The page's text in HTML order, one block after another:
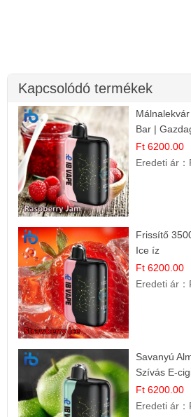
Kapcsolódó termékek
Bar |
Ízélmény!
Ft 6200.00
Eredeti ár：
Frissítő
Ice íz
Ft 6200.00
Eredeti ár：
Savanyú
Szívás E-
Ft 6200.00
Eredeti ár：